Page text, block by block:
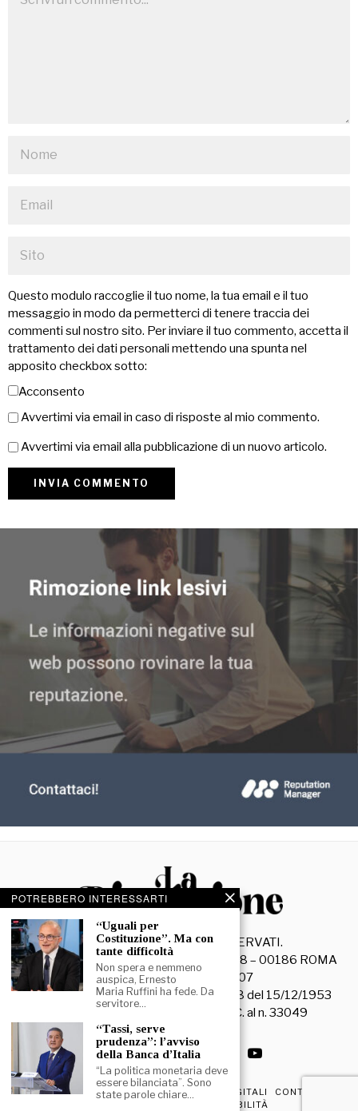
Questo modulo raccoglie il tuo nome, la tua email e il tuo
messaggio in modo da permetterci di tenere traccia dei
commenti sul nostro sito. Per inviare il tuo commento, accetta il
trattamento dei dati personali mettendo una spunta nel
apposito checkbox sotto:
Acconsento
Avvertimi via email in caso di risposte al mio commento.
Avvertimi via email alla pubblicazione di un nuovo articolo.
© 2026- TUTTI I DIRITTI RISERVATI.
La Discussione S.r.l. – Piazza Capranica, 78 – 00186 ROMA
C.F. e P. IVA 15045971007
Registrazione Tribunale di Roma n. 3628 del 15/12/1953
La società editrice è iscritta al R.O.C. al n. 33049
PRIVACY & COOKIE POLICY EDIZIONI DIGITALI
CONTATTI
DICHIARAZIONE DI ACCESSIBILITÀ
POTREBBERO INTERESSARTI
“Uguali per
Costituzione”. Ma con
tante difficoltà
Non spera e nemmeno
auspica, Ernesto
Maria Ruffini ha fede. Da
servitore…
“Tassi, serve
prudenza”: l’avviso
della Banca d’Italia
“La politica monetaria deve
essere bilanciata”. Sono
state parole chiare…